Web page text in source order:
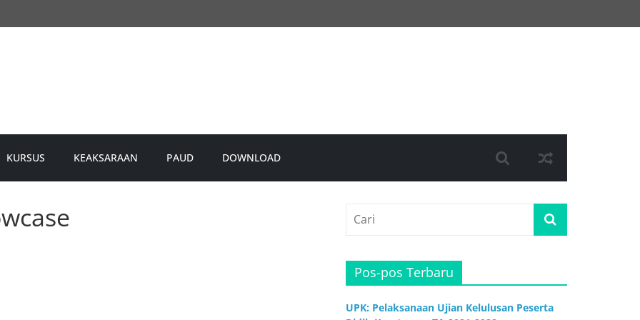
KURSUS KEAKSARAAN PAUD DOWNLOAD
Pos-pos Terbaru
UPK: Pelaksanaan Ujian Kelulusan Peserta